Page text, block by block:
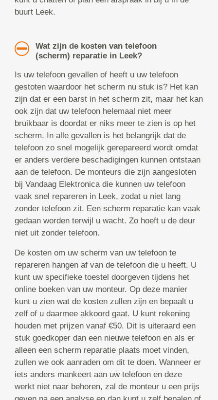
buurt Leek.
Wat zijn de kosten van telefoon
(scherm) reparatie in Leek?
Is uw telefoon gevallen of heeft u uw telefoon
gestoten waardoor het scherm nu stuk is? Het kan
zijn dat er een barst in het scherm zit, maar het kan
ook zijn dat uw telefoon helemaal niet meer
bruikbaar is doordat er niks meer te zien is op het
scherm. In alle gevallen is het belangrijk dat de
telefoon zo snel mogelijk gerepareerd wordt omdat
er anders verdere beschadigingen kunnen ontstaan
aan de telefoon. De monteurs die zijn aangesloten
bij Vandaag Elektronica die kunnen uw telefoon
vaak snel repareren in Leek, zodat u niet lang
zonder telefoon zit. Een scherm reparatie kan vaak
gedaan worden terwijl u wacht. Zo hoeft u de deur
niet uit zonder telefoon.
De kosten om uw scherm van uw telefoon te
repareren hangen af van de telefoon die u heeft. U
kunt uw specifieke toestel doorgeven tijdens het
online boeken van uw monteur. Op deze manier
kunt u zien wat de kosten zullen zijn en bepaalt u
zelf of u daarmee akkoord gaat. U kunt rekening
houden met prijzen vanaf €50. Dit is uiteraard een
stuk goedkoper dan een nieuwe telefoon en als er
alleen een scherm reparatie plaats moet vinden,
zullen we ook aanraden om dit te doen. Wanneer er
iets anders mankeert aan uw telefoon en deze
werkt niet naar behoren, zal de monteur u een prijs